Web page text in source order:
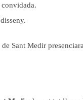
convidada.
Sant Medir